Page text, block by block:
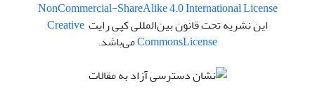
NonCommercial-ShareAlike 4.0 International License
این نشریه تحت قانون بین‌المللی کپی رایت Creative
CommonsLicense می‌باشد.